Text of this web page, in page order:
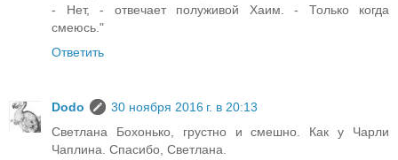
- Нет, - отвечает полуживой Хаим. - Только когда
смеюсь."
Ответить
Dodo
30 ноября 2016 г. в 20:13
Светлана Бохонько, грустно и смешно. Как у Чарли
Чаплина. Спасибо, Светлана.